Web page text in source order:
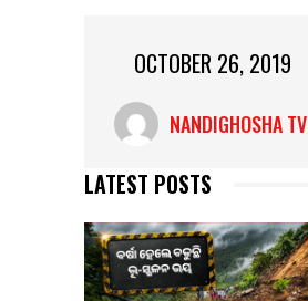
OCTOBER 26, 2019
NANDIGHOSHA TV
LATEST POSTS